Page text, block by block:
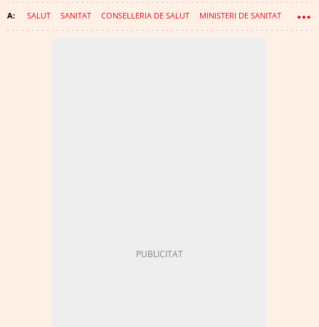
SALUT SANITAT CONSELLERIA DE SALUT MINISTERI DE SANITAT